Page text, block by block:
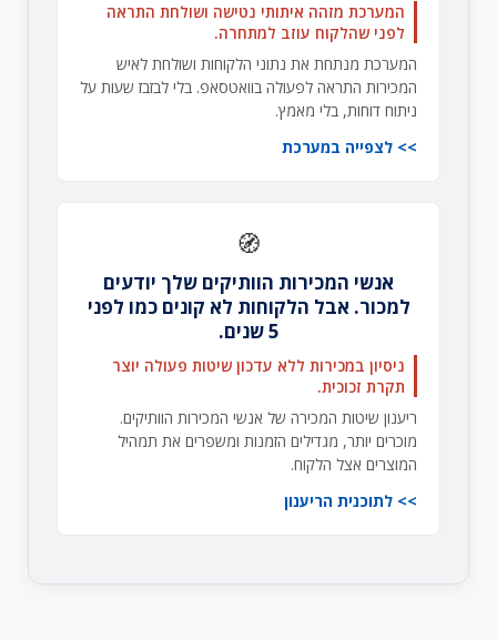
המערכת מזהה איתותי נטישה ושולחת התראה
לפני שהלקוח עוזב למתחרה.
המערכת מנתחת את נתוני הלקוחות ושולחת לאיש
המכירות התראה לפעולה בוואטסאפ. בלי לבזבז שעות על
ניתוח דוחות, בלי מאמץ.
לצפייה במערכת
🧭
אנשי המכירות הוותיקים שלך יודעים
למכור. אבל הלקוחות לא קונים כמו לפני
5 שנים.
ניסיון במכירות ללא עדכון שיטות פעולה יוצר
תקרת זכוכית.
ריענון שיטות המכירה של אנשי המכירות הוותיקים.
מוכרים יותר, מגדילים הזמנות ומשפרים את תמהיל
המוצרים אצל הלקוח.
לתוכנית הריענון